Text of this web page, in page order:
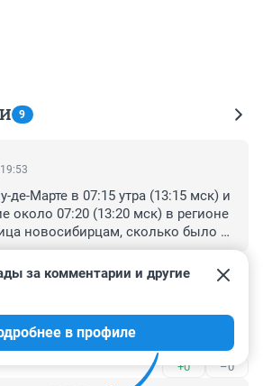
9
де-Марте в 07:15 утра (13:15 мск) и
около 07:20 (13:20 мск) в регионе
новосибирцам, сколько было
–0
что у вас
+0 –0
за комментарии и другие
в профиле